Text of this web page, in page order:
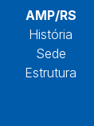
AMP/RS
História
Sede
Estrutura